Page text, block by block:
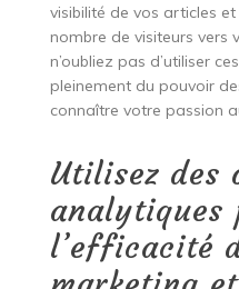
visibilité de vos articles
nombre de visiteurs vers
n’oubliez pas d’utiliser
pleinement du pouvoir
connaître votre passion
Utilisez des
analytiques
l’efficacité